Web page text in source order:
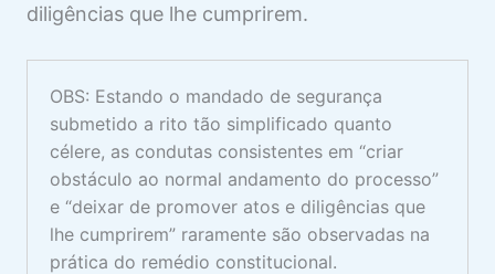
diligências que lhe cumprirem.
OBS: Estando o mandado de segurança
submetido a rito tão simplificado quanto
célere, as condutas consistentes em “criar
obstáculo ao normal andamento do processo”
e “deixar de promover atos e diligências que
lhe cumprirem” raramente são observadas na
prática do remédio constitucional.